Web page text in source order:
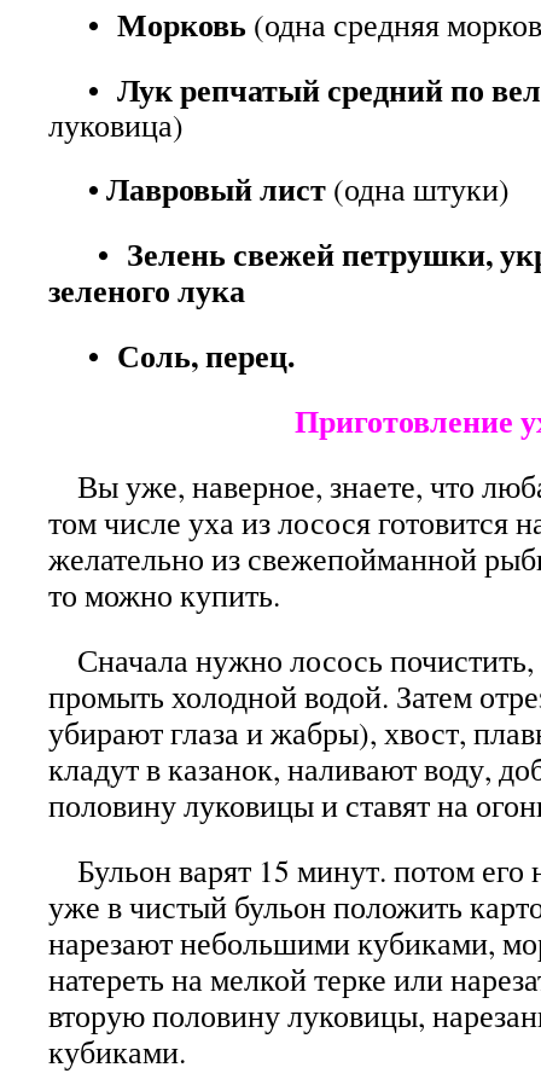
• Морковь (одна средняя
• Лук репчатый средний по
луковица)
• Лавровый лист (одна штуки)
• Зелень свежей петрушки,
зеленого лука
• Соль, перец.
Приготовление
Вы уже, наверное, знаете, что
том числе уха из лосося готовится
желательно из свежепойманной
то можно купить.
Сначала нужно лосось
промыть холодной водой. Затем
убирают глаза и жабры), хвост,
кладут в казанок, наливают воду,
половину луковицы и ставят на
Бульон варят 15 минут. потом
уже в чистый бульон положить
нарезают небольшими кубиками,
натереть на мелкой терке или
вторую половину луковицы,
кубиками.